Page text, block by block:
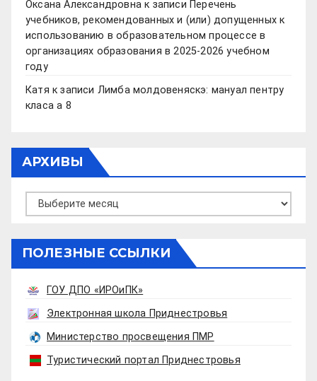
Оксана Александровна к записи Перечень
учебников, рекомендованных и (или) допущенных к
использованию в образовательном процессе в
организациях образования в 2025-2026 учебном
году
Катя к записи Лимба молдовеняскэ: мануал пентру
класа а 8
АРХИВЫ
Архивы
ПОЛЕЗНЫЕ ССЫЛКИ
ГОУ ДПО «ИРОиПК»
Электронная школа Приднестровья
Министерство просвещения ПМР
Туристический портал Приднестровья